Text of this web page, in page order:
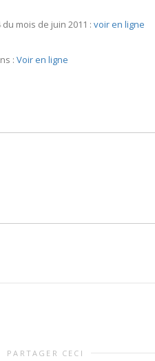
du mois de juin 2011 : voir en ligne
: Voir en ligne
PARTAGER CECI